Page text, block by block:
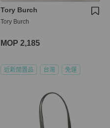
Tory Burch
Tory Burch
MOP 2,185
近新閒置品 台灣 免運